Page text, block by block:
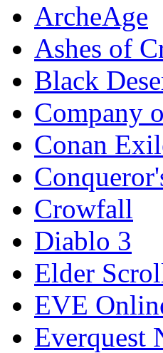
ArcheAge
Ashes of
Black
Company
Conan
Crowfall
Diablo 3
Elder
EVE
Everquest